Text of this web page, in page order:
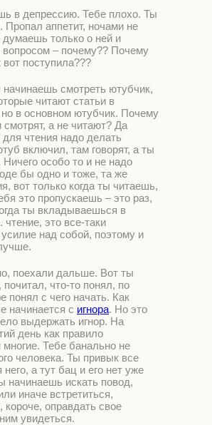
в депрессию. Тебе плохо. Ты
Пропал аппетит, ночами не
только о ней и
– почему?? Почему
вот поступила???
смотреть ютубчик,
читают статьи в
но в основном ютубчик. Почему
смотрят, а не читают? Да
для чтения надо делать
включил, там говорят, а ты
особо то и не надо
бы одно и тоже, та же
вот только когда ты читаешь,
это пропускаешь – это раз,
ты вкладываешься в
чтение, это все-таки
над собой, поэтому и
поехали дальше. Вот ты
почитал, что-то понял, по
понял с чего начать. Как
начинается с игнора. Но это
выдержать игнор. На
день как правило
Тебе банально не
человека. Ты привык все
а тут бац и его нет уже
начинаешь искать повод,
иначе встретиться,
короче, оправдать свое
увидеться.